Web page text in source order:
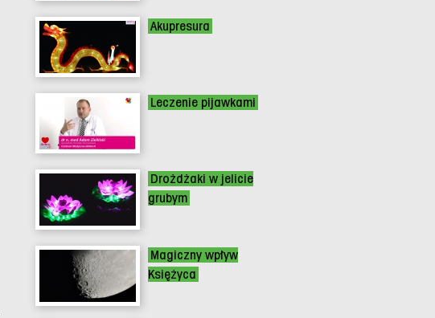
Akupresura
Leczenie pijawkami
Drożdżaki w jelicie
grubym
Magiczny wpływ
Księżyca